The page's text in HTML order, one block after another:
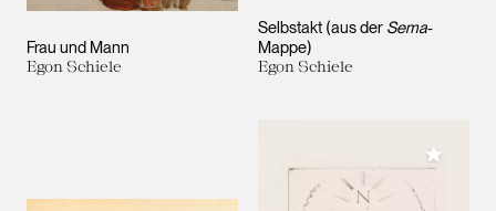
Frau und Mann
Egon Schiele
Selbstakt (aus der Sema-
Mappe)
Egon Schiele
Meiner